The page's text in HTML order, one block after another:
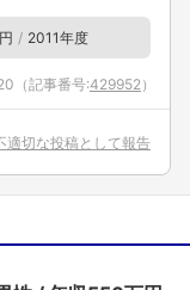
2011年度
（記事番号:429952 ）
適切な投稿として報告